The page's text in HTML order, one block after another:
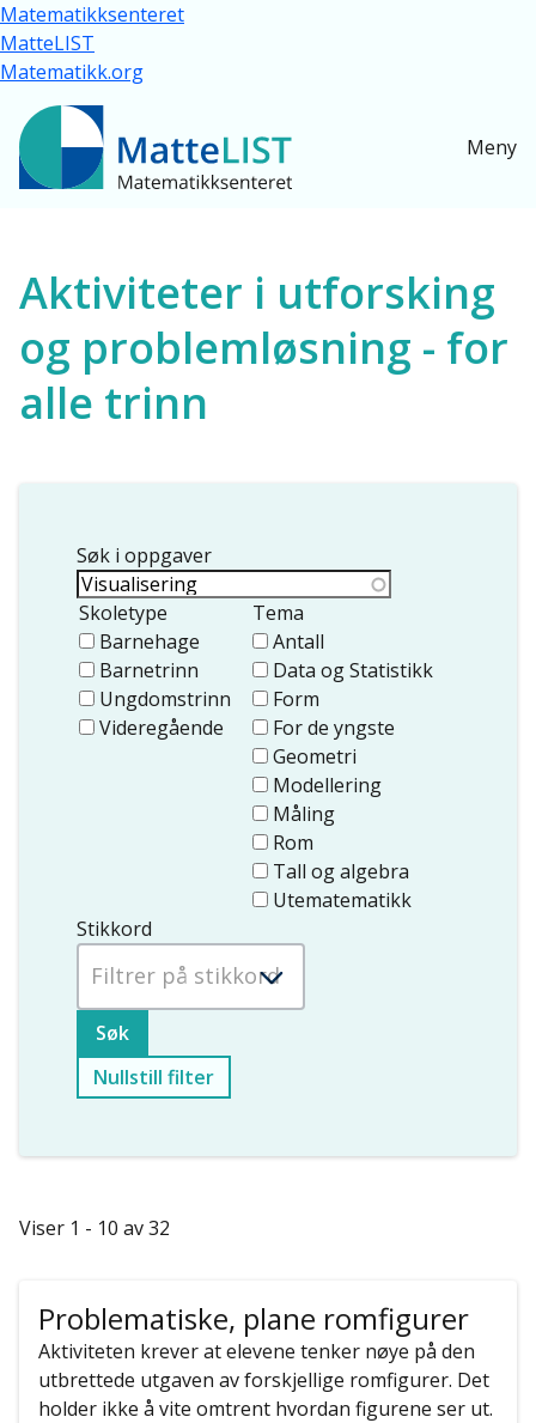
Hopp til hovedinnhold
Matematikksenteret
MatteLIST
Matematikk.org
Meny
Ressurser for alle
Aktiviteter i utforsking
og problemløsning - for
alle trinn
Søk i oppgaver
Skoletype
Barnehage
Barnetrinn
Ungdomstrinn
Videregående
Tema
Antall
Data og Statistikk
Form
For de yngste
Geometri
Modellering
Måling
Rom
Tall og algebra
Utematematikk
Stikkord
Nullstill filter
Viser 1 - 10 av 32
Problematiske, plane romfigurer
Aktiviteten krever at elevene tenker nøye på den
utbrettede utgaven av forskjellige romfigurer. Det
holder ikke å vite omtrent hvordan figurene ser ut.